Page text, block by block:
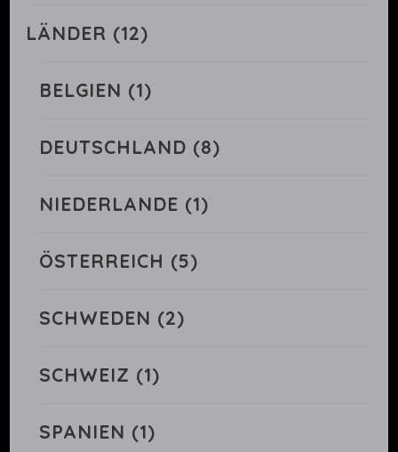
LÄNDER (12)
BELGIEN (1)
DEUTSCHLAND (8)
NIEDERLANDE (1)
ÖSTERREICH (5)
SCHWEDEN (2)
SCHWEIZ (1)
SPANIEN (1)